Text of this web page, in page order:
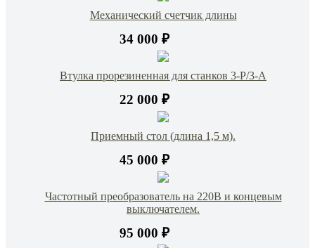
Механический счетчик длины
34 000 ₽
Втулка прорезиненная для станков 3-Р/3-А
22 000 ₽
Приемный стол (длина 1,5 м).
45 000 ₽
Частотный преобразователь на 220В и концевым
выключателем.
95 000 ₽